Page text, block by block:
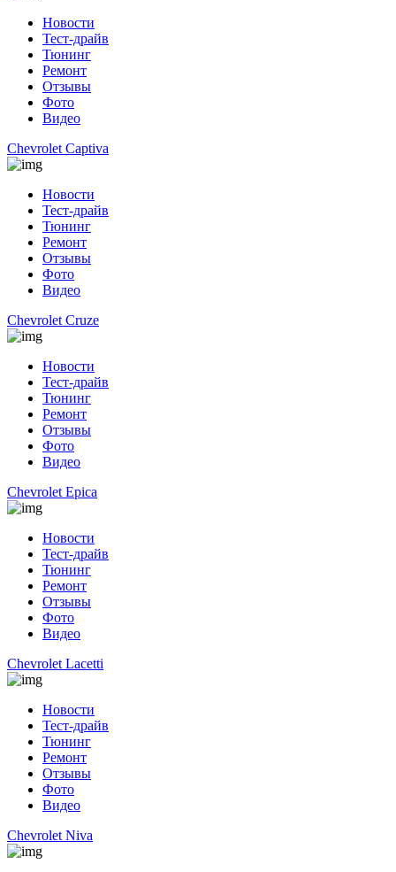
Новости
Тест-драйв
Тюнинг
Ремонт
Отзывы
Фото
Видео
Chevrolet Captiva
Новости
Тест-драйв
Тюнинг
Ремонт
Отзывы
Фото
Видео
Chevrolet Cruze
Новости
Тест-драйв
Тюнинг
Ремонт
Отзывы
Фото
Видео
Chevrolet Epica
Новости
Тест-драйв
Тюнинг
Ремонт
Отзывы
Фото
Видео
Chevrolet Lacetti
Новости
Тест-драйв
Тюнинг
Ремонт
Отзывы
Фото
Видео
Chevrolet Niva